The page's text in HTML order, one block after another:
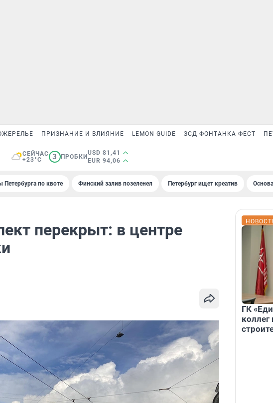
ПРИЗНАНИЕ И ВЛИЯНИЕ LEMON GUIDE ЗСД ФОНТАНКА ФЕСТ
СЕЙЧАС
+23°C
3 ПРОБКИ
USD 81,41
EUR 94,06
Петербурга по квоте Финский залив позеленел Петербург ищет креатив
перекрыт: в центре
ГК